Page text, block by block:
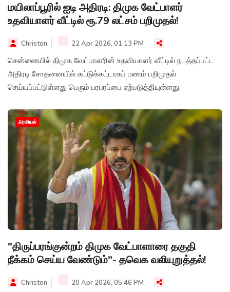
மயிலாப்பூரில் ஐடி அதிரடி: திமுக வேட்பாளர்
உதவியாளர் வீட்டில் ரூ.79 லட்சம் பறிமுதல்!
Christon 22 Apr 2026, 01:13 PM
சென்னையில் திமுக வேட்பாளரின் உதவியாளர் வீட்டில் நடத்தப்பட்ட
அதிரடி சோதனையில் கட்டுக்கட்டாகப் பணம் பறிமுதல்
செய்யப்பட்டுள்ளது பெரும் பரபரப்பை ஏற்படுத்தியுள்ளது.
அரசியல்
"திருப்பரங்குன்றம் திமுக வேட்பாளாரை தகுதி
நீக்கம் செய்ய வேண்டும்"- தவெக வலியுறுத்தல்!
Christon 20 Apr 2026, 05:46 PM